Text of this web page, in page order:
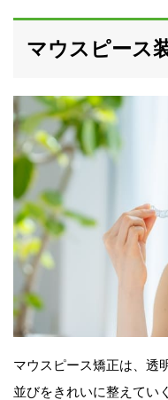
マウスピース
マウスピース矯正は、透
並びをきれいに整えてい